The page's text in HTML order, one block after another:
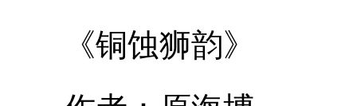
《铜蚀狮韵》